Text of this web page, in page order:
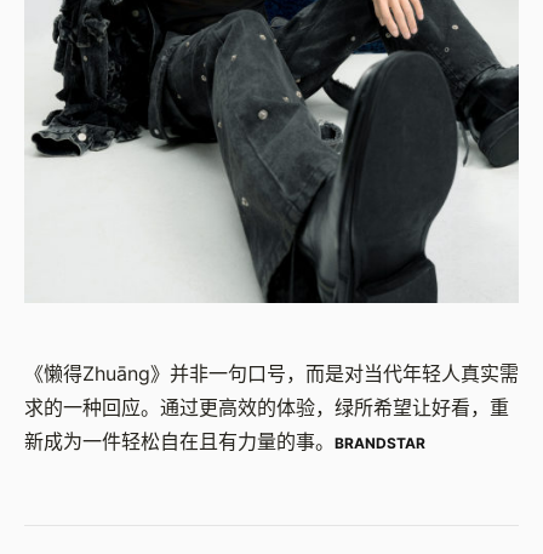
《懒得Zhuāng》并非一句口号，而是对当代年轻人真实需
求的一种回应。通过更高效的体验，绿所希望让好看，重
新成为一件轻松自在且有力量的事。
BRANDSTAR